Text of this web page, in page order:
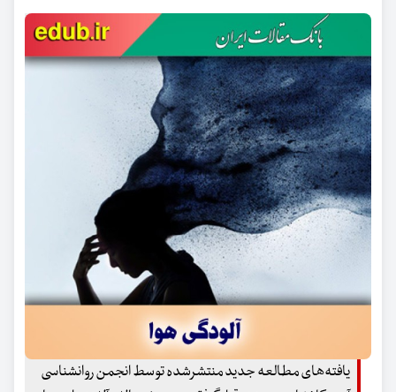
یافته‌های مطالعه جدید منتشرشده توسط انجمن روانشناسی